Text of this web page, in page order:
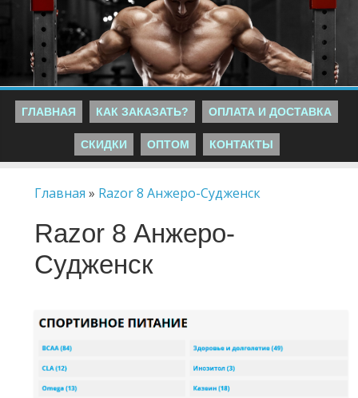
ГЛАВНАЯ КАК ЗАКАЗАТЬ? ОПЛАТА И ДОСТАВКА
СКИДКИ ОПТОМ КОНТАКТЫ
Главная » Razor 8 Анжеро-Судженск
Razor 8 Анжеро-
Судженск